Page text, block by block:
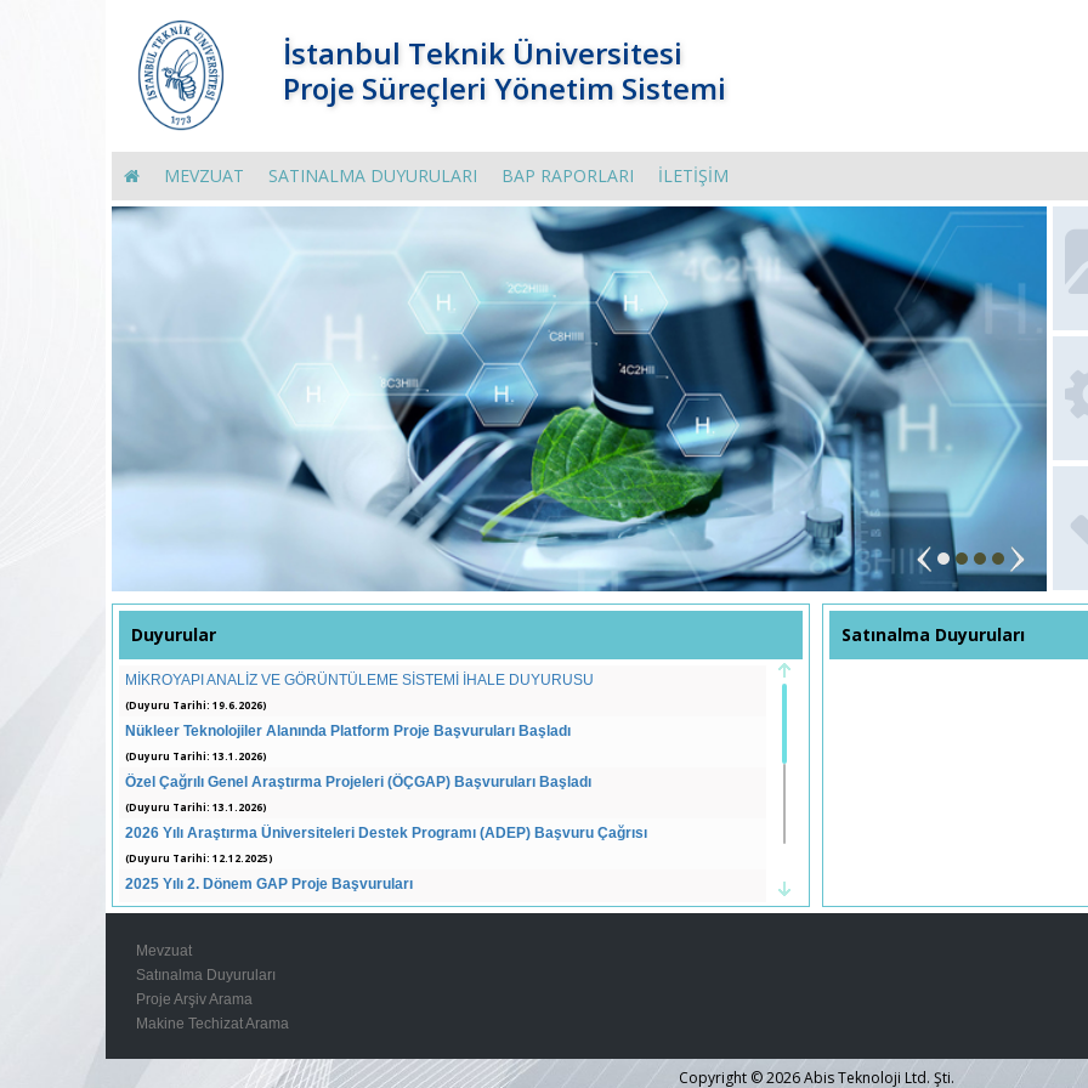
İstanbul Teknik Üniversitesi
Proje Süreçleri Yönetim Sistemi
MEVZUAT SATINALMA DUYURULARI BAP RAPORLARI İLETİŞİM
Duyurular
MİKROYAPI ANALİZ VE GÖRÜNTÜLEME SİSTEMİ İHALE DUYURUSU
(Duyuru Tarihi: 19.6.2026)
Nükleer Teknolojiler Alanında Platform Proje Başvuruları Başladı
(Duyuru Tarihi: 13.1.2026)
Özel Çağrılı Genel Araştırma Projeleri (ÖÇGAP) Başvuruları Başladı
(Duyuru Tarihi: 13.1.2026)
2026 Yılı Araştırma Üniversiteleri Destek Programı (ADEP) Başvuru Çağrısı
(Duyuru Tarihi: 12.12.2025)
2025 Yılı 2. Dönem GAP Proje Başvuruları
(Duyuru Tarihi: 12.9.2025)
Başvuruları Başladı
(Duyuru Tarihi: 16.8.2025)
2025 Yılı Platform Proje Başvuruları Başlamıştır
(Duyuru Tarihi: 1.8.2025)
DİSK İÇEREN SUNUCU VE EKİPMANLARI ALIMI İHALESİ (2025)
(Duyuru Tarihi: 25.7.2025)
Satınalma Duyuruları
Mevzuat
Satınalma Duyuruları
Proje Arşiv Arama
Makine Techizat Arama
Copyright © 2026 Abis Teknoloji Ltd. Şti.